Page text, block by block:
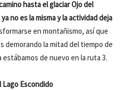
hasta el glaciar Ojo del
no es la misma y la actividad deja
en montañismo, así que
demorando la mitad del tiempo de
estábamos de nuevo en la ruta 3.
Lago Escondido